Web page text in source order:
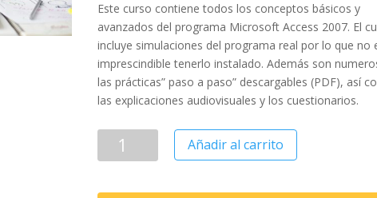
Este curso contiene todos los conceptos básicos y
avanzados del programa Microsoft Access 2007. El
incluye simulaciones del programa real por lo que no
imprescindible tenerlo instalado. Además son
las prácticas” paso a paso” descargables (PDF), así
las explicaciones audiovisuales y los cuestionarios.
Añadir al carrito